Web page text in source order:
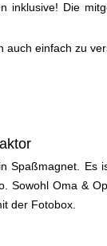
inklusive! Die
auch einfach zu
Spaßmagnet. Es
Sowohl Oma &
der Fotobox.